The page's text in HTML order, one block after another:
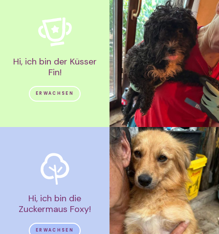
Hi, ich bin der Küsser
Fin!
ERWACHSEN
Hi, ich bin die
Zuckermaus Foxy!
ERWACHSEN